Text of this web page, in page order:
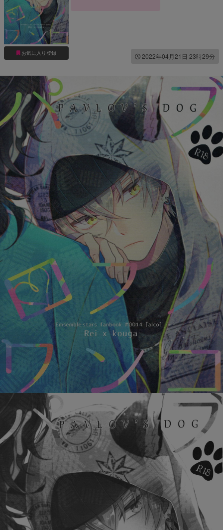
お気に入り登録 2022年04月21日 23時29分